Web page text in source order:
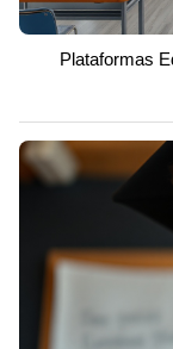
Plataformas